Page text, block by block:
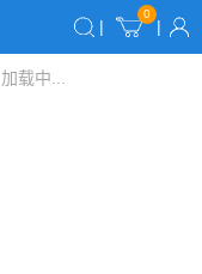
|
0
|
加载中...